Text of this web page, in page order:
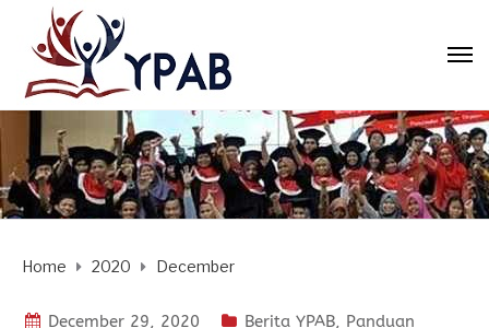
Home 2020 December
December 29, 2020 Berita YPAB, Panduan